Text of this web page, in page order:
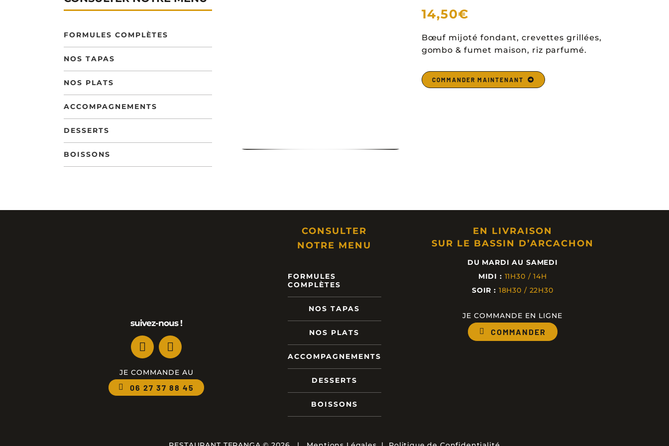
FORMULES COMPLÈTES
NOS TAPAS
NOS PLATS
ACCOMPAGNEMENTS
DESSERTS
BOISSONS
14,50€
Bœuf mijoté fondant, crevettes grillées,
gombo & fumet maison, riz parfumé.
COMMANDER MAINTENANT
suivez-nous !
JE COMMANDE AU
06 27 37 88 45
CONSULTER
NOTRE MENU
FORMULES
COMPLÈTES
NOS TAPAS
NOS PLATS
ACCOMPAGNEMENTS
DESSERTS
BOISSONS
EN LIVRAISON
SUR LE BASSIN D’ARCACHON
DU MARDI AU SAMEDI
MIDI : 11H30 / 14H
SOIR : 18H30 / 22H30
JE COMMANDE EN LIGNE
COMMANDER